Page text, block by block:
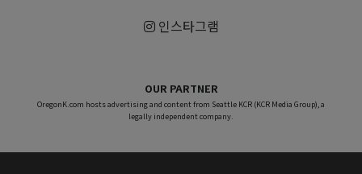
인스타그램
OUR PARTNER
OregonK.com hosts advertising and content from Seattle KCR (KCR Media Group), a
legally independent company.